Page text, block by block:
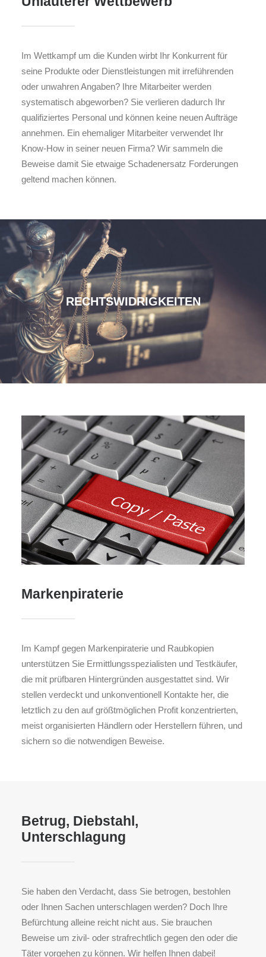
Im Wettkampf um die Kunden wirbt Ihr Konkurrent für
seine Produkte oder Dienstleistungen mit irreführenden
oder unwahren Angaben? Ihre Mitarbeiter werden
systematisch abgeworben? Sie verlieren dadurch Ihr
qualifiziertes Personal und können keine neuen Aufträge
annehmen. Ein ehemaliger Mitarbeiter verwendet Ihr
Know-How in seiner neuen Firma? Wir sammeln die
Beweise damit Sie etwaige Schadenersatz Forderungen
geltend machen können.
RECHTSWIDRIGKEITEN
Markenpiraterie
Im Kampf gegen Markenpiraterie und Raubkopien
unterstützen Sie Ermittlungsspezialisten und Testkäufer,
die mit prüfbaren Hintergründen ausgestattet sind. Wir
stellen verdeckt und unkonventionell Kontakte her, die
letztlich zu den auf größtmöglichen Profit konzentrierten,
meist organisierten Händlern oder Herstellern führen, und
sichern so die notwendigen Beweise.
Betrug, Diebstahl,
Unterschlagung
Sie haben den Verdacht, dass Sie betrogen, bestohlen
oder Ihnen Sachen unterschlagen werden? Doch Ihre
Befürchtung alleine reicht nicht aus. Sie brauchen
Beweise um zivil- oder strafrechtlich gegen den oder die
Täter vorgehen zu können. Wir helfen Ihnen dabei!